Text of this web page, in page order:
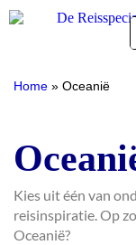
Home » Oceanië
Kies uit één van
reisinspiratie. Op
Oceanië?